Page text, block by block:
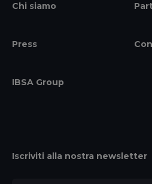
Chi siamo
Press
IBSA Group
Iscriviti alla nostra newsletter